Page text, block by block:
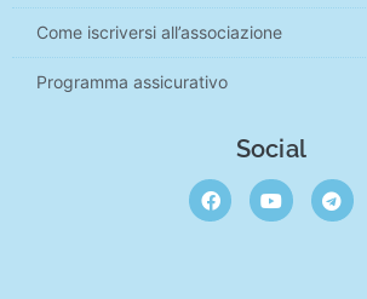
Come iscriversi all’associazione
Programma assicurativo
Social